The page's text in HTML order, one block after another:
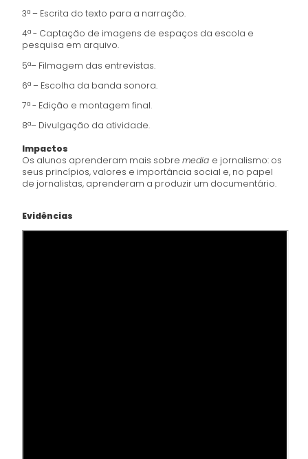
3ª – Escrita do texto para a narração.
4ª - Captação de imagens de espaços da escola e
pesquisa em arquivo.
5ª– Filmagem das entrevistas.
6ª – Escolha da banda sonora.
7ª - Edição e montagem final.
8ª– Divulgação da atividade.
Impactos
Os alunos aprenderam mais sobremedia e jornalismo: os
seus princípios, valores e importância social e, no papel
de jornalistas, aprenderam a produzir um documentário.
Evidências